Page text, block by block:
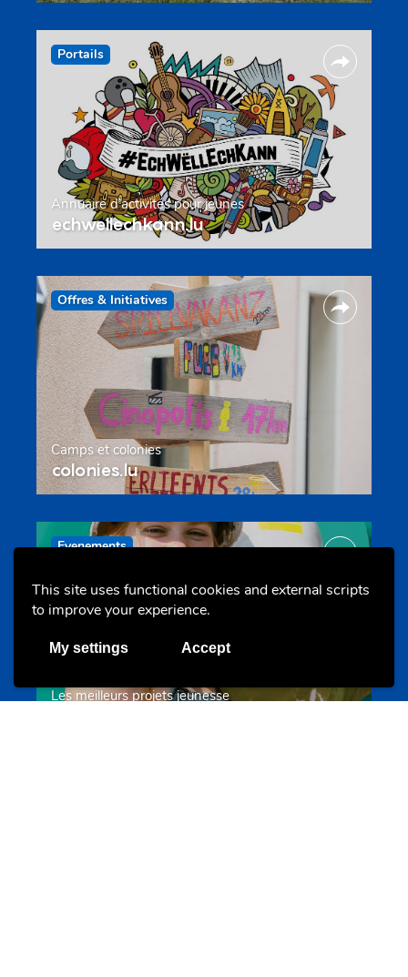
This site uses functional cookies and external scripts
to improve your experience.
My settings Accept
Portails
Annuaire d’activités pour jeunes
echwellechkann.lu
Offres & Initiatives
Camps et colonies
colonies.lu
Evenements
Les meilleurs projets jeunesse